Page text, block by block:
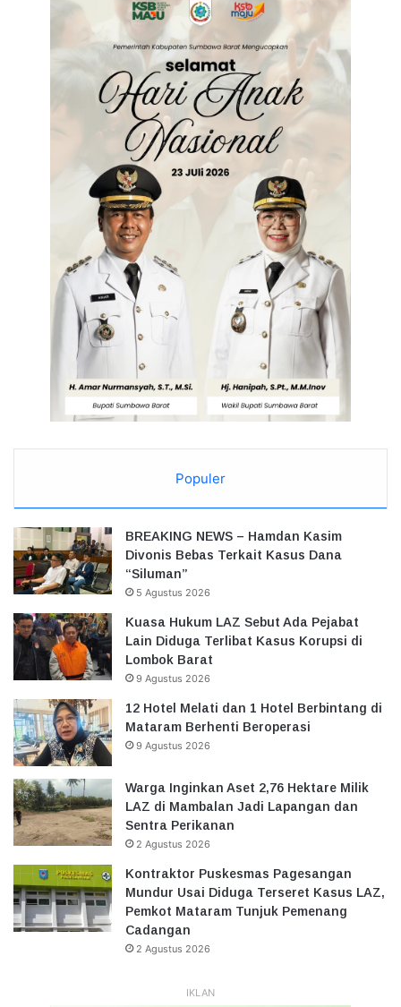
Populer
BREAKING NEWS – Hamdan Kasim
Divonis Bebas Terkait Kasus Dana
“Siluman”
5 Agustus 2026
Kuasa Hukum LAZ Sebut Ada Pejabat
Lain Diduga Terlibat Kasus Korupsi di
Lombok Barat
9 Agustus 2026
12 Hotel Melati dan 1 Hotel Berbintang di
Mataram Berhenti Beroperasi
9 Agustus 2026
Warga Inginkan Aset 2,76 Hektare Milik
LAZ di Mambalan Jadi Lapangan dan
Sentra Perikanan
2 Agustus 2026
Kontraktor Puskesmas Pagesangan
Mundur Usai Diduga Terseret Kasus LAZ,
Pemkot Mataram Tunjuk Pemenang
Cadangan
2 Agustus 2026
IKLAN